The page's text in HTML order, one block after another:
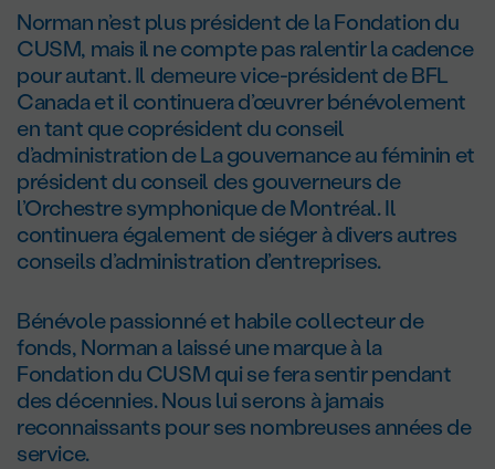
Norman n’est plus président de la Fondation du
CUSM, mais il ne compte pas ralentir la cadence
pour autant. Il demeure vice-président de BFL
Canada et il continuera d’œuvrer bénévolement
en tant que coprésident du conseil
d’administration de La gouvernance au féminin et
président du conseil des gouverneurs de
l’Orchestre symphonique de Montréal. Il
continuera également de siéger à divers autres
conseils d’administration d’entreprises.
Bénévole passionné et habile collecteur de
fonds, Norman a laissé une marque à la
Fondation du CUSM qui se fera sentir pendant
des décennies. Nous lui serons à jamais
reconnaissants pour ses nombreuses années de
service.